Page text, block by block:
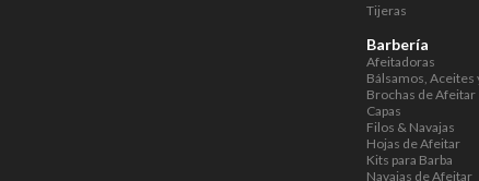
Tijeras
Barbería
Afeitadoras
Bálsamos, Aceites
Brochas de Afeitar
Capas
Filos & Navajas
Hojas de Afeitar
Kits para Barba
Navajas de Afeitar